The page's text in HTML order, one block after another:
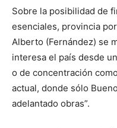
Sobre la posibilidad de
esenciales, provincia
Alberto (Fernández) se
interesa el país desde
o de concentración
actual, donde sólo
adelantado obras”.